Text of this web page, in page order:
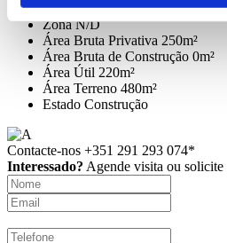
Freguesia Ponta do Sol
Zona N/D
Área Bruta Privativa 250m²
Área Bruta de Construção 0m²
Área Útil 220m²
Área Terreno 480m²
Estado Construção
Contacte-nos +351 291 293 074*
Interessado? Agende visita ou solicite